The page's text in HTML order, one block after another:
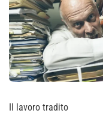
Il lavoro tradito